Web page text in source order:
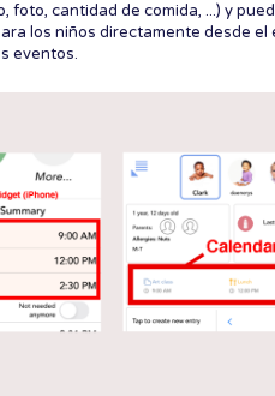
foto, cantidad de comida, ...) y
los niños directamente desde
eventos.